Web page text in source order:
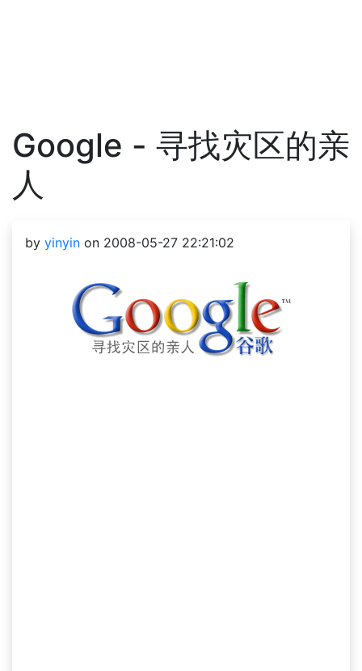
Google - 寻找灾区的亲
人
by yinyin on 2008-05-27 22:21:02